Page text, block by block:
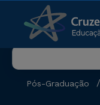
Pós-Graduação